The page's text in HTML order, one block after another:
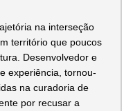
na interseção
território que poucos
Desenvolvedor e
experiência, tornou-
na curadoria de
por recusar a